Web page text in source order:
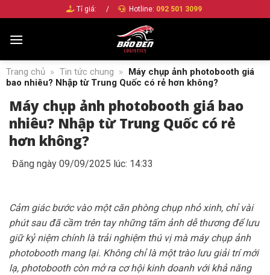
nội
Tỉ giá: / Hotline: 092 501 3099
Trang chủ » Tin tức chung »
Máy chụp ảnh photobooth giá
bao nhiêu? Nhập từ Trung Quốc có rẻ hơn không?
Máy chụp ảnh photobooth giá bao
nhiêu? Nhập từ Trung Quốc có rẻ
hơn không?
Đăng ngày 09/09/2025 lúc: 14:33
Cảm giác bước vào một căn phòng chụp nhỏ xinh, chỉ vài
phút sau đã cầm trên tay những tấm ảnh dễ thương để lưu
giữ kỷ niệm chính là trải nghiệm thú vị mà máy chụp ảnh
photobooth mang lại. Không chỉ là một trào lưu giải trí mới
lạ, photobooth còn mở ra cơ hội kinh doanh với khả năng